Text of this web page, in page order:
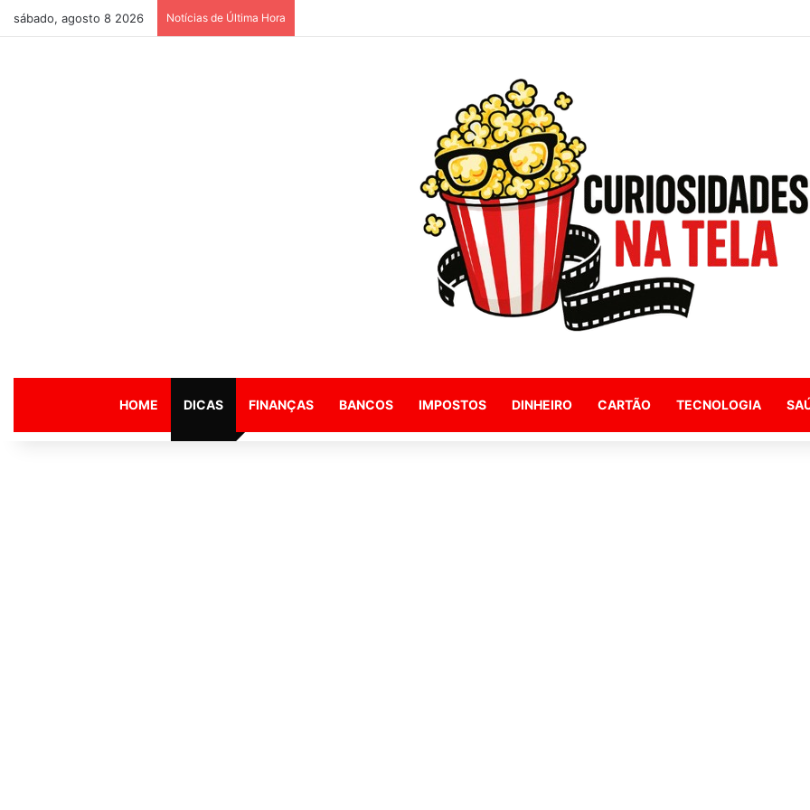
sábado, agosto 8 2026 Notícias de Última Hora
HOME DICAS FINANÇAS BANCOS IMPOSTOS DINHEIRO CARTÃO TECNOLOGIA